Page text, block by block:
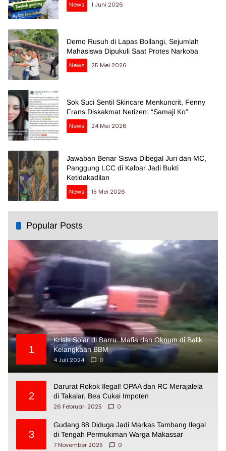
News
1 Juni 2026
Demo Rusuh di Lapas Bollangi, Sejumlah
Mahasiswa Dipukuli Saat Protes Narkoba
News
25 Mei 2026
Sok Suci Sentil Skincare Menkuncrit, Fenny
Frans Diskakmat Netizen: “Samaji Ko”
News
24 Mei 2026
Jawaban Benar Siswa Dibegal Juri dan MC,
Panggung LCC di Kalbar Jadi Bukti
Ketidakadilan
News
15 Mei 2026
Popular Posts
1
Krisis Solar di Barru: Mafia dan Oknum di Balik
Kelangkaan BBM
4 Juli 2024
0
2
Darurat Rokok Ilegal! OPAA dan RC Merajalela
di Takalar, Bea Cukai Impoten
26 Februari 2025
0
3
Gudang 88 Diduga Jadi Markas Tambang Ilegal
di Tengah Permukiman Warga Makassar
7 November 2025
0